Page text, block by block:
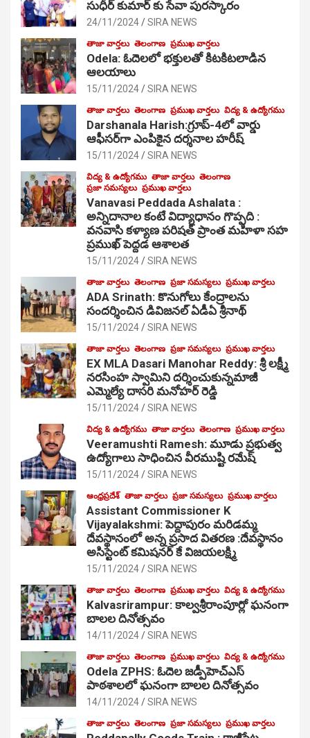
సుధీర్ కుమార్ కు సేవా పురస్కారం
24/11/2024 SIRA NEWS
తాజా వార్తలు తెలంగాణ ప్రముఖ వార్తలు
Odela: ఓదెల‌లో భక్తులతో కిటకిటలాడిన
ఆల‌యాలు
15/11/2024 SIRA NEWS
తాజా వార్తలు తెలంగాణ ప్రముఖ వార్తలు విద్య & ఉద్యోగము
Darshanala Harish:గ్రూప్-4లో వార్డు
ఆఫీసర్‌గా ఎంపికైన దర్శనాల హరీష్
15/11/2024 SIRA NEWS
విద్య & ఉద్యోగము తాజా వార్తలు తెలంగాణ
ప్రజా సమస్యలు ప్రముఖ వార్తలు
Vanavasi Peddada Ashalata :
అన్నిదానాల కంటే విద్యాధానం గొప్పది :
వనవాసి కళ్యాణ పరిషత్ ప్రాంత మహిళా సహ
ప్రముఖ్ పెద్దడ ఆశాలత
15/11/2024 SIRA NEWS
తాజా వార్తలు తెలంగాణ ప్రజా సమస్యలు ప్రముఖ వార్తలు
ADA Srinath: కొనుగోలు కేంద్రాల‌ను
సంద‌ర్శించిన డివిజనల్ ఏడీఏ శ్రీనాథ్
15/11/2024 SIRA NEWS
తాజా వార్తలు తెలంగాణ ప్రజా సమస్యలు ప్రముఖ వార్తలు
EX MLA Dasari Manohar Reddy: శ్రీ లక్ష్మీ
నరసింహ స్వామిని దర్శించుకున్నమాజీ
ఎమ్మెల్యే దాసరి మనోహర్ రెడ్డి
15/11/2024 SIRA NEWS
విద్య & ఉద్యోగము తాజా వార్తలు తెలంగాణ ప్రముఖ వార్తలు
Veeramushti Ramesh: మూడు ప్రభుత్వ
ఉద్యోగాలు సాధించిన వీరముష్టి రమేష్
15/11/2024 SIRA NEWS
ఆంధ్రప్రదేశ్ తాజా వార్తలు ప్రజా సమస్యలు ప్రముఖ వార్తలు
Assistant Commissioner K
Vijayalakshmi: పెద్దాపురం మరిడమ్మ
దేవస్థానంలో అన్న ప్రసాద వితరణ :దేవస్థానం
అసిస్టెంట్ కమిషనర్ కే విజయలక్ష్మి
15/11/2024 SIRA NEWS
తాజా వార్తలు తెలంగాణ ప్రముఖ వార్తలు విద్య & ఉద్యోగము
Kalvasrirampur: కాల్వశ్రీరాంపూర్లో ఘనంగా
బాలల దినోత్సవం
14/11/2024 SIRA NEWS
తాజా వార్తలు తెలంగాణ ప్రముఖ వార్తలు విద్య & ఉద్యోగము
Odela ZPHS: ఓదెల జ‌డ్పీహెచ్ఎస్
పాఠ‌శాల‌లో ఘనంగా బాలల దినోత్సవం
14/11/2024 SIRA NEWS
తాజా వార్తలు తెలంగాణ ప్రజా సమస్యలు ప్రముఖ వార్తలు